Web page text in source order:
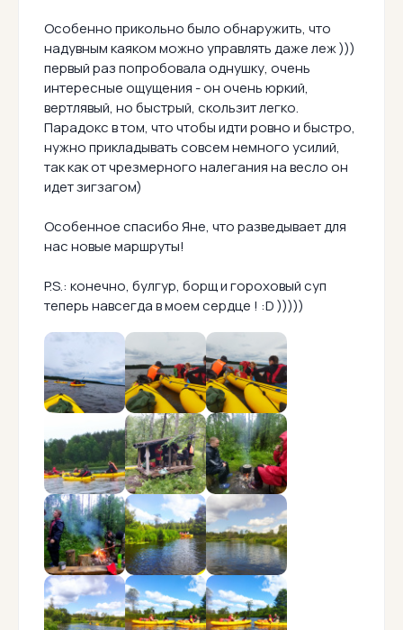
Особенно прикольно было обнаружить, что
надувным каяком можно управлять даже леж )))
первый раз попробовала однушку, очень
интересные ощущения - он очень юркий,
вертлявый, но быстрый, скользит легко.
Парадокс в том, что чтобы идти ровно и быстро,
нужно прикладывать совсем немного усилий,
так как от чрезмерного налегания на весло он
идет зигзагом)
Особенное спасибо Яне, что разведывает для
нас новые маршруты!
P.S.: конечно, булгур, борщ и гороховый суп
теперь навсегда в моем сердце ! :D )))))